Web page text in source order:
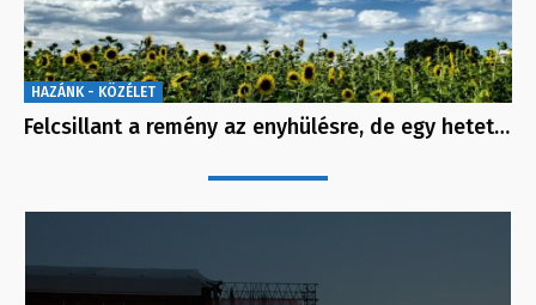
HAZÁNK - KÖZÉLET
Felcsillant a remény az enyhülésre, de egy hetet…